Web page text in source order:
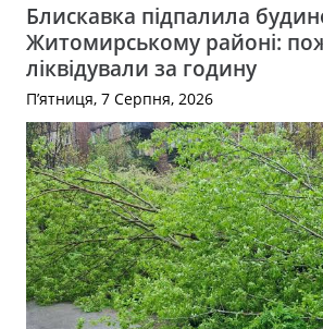
Блискавка підпалила
Житомирському районі:
ліквідували за годину
П’ятниця, 7 Серпня, 2026